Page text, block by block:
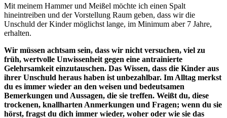
Mit meinem Hammer und Meißel möchte ich einen Spalt
hineintreiben und der Vorstellung Raum geben, dass wir die
Unschuld der Kinder möglichst lange, im Minimum aber 7 Jahre,
erhalten.
Wir müssen achtsam sein, dass wir nicht versuchen, viel zu
früh, wertvolle Unwissenheit gegen eine antrainierte
Gelehrsamkeit einzutauschen. Das Wissen, dass die Kinder aus
ihrer Unschuld heraus haben ist unbezahlbar. Im Alltag merkst
du es immer wieder an den weisen und bedeutsamen
Bemerkungen und Aussagen, die sie treffen. Weißt du, diese
trockenen, knallharten Anmerkungen und Fragen; wenn du sie
hörst, fragst du dich immer wieder, woher oder wie sie das